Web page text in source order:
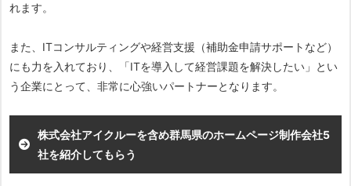
れます。
また、ITコンサルティングや経営支援（補助金申請サポートなど）
にも力を入れており、「ITを導入して経営課題を解決したい」とい
う企業にとって、非常に心強いパートナーとなります。
株式会社アイクルーを含め群馬県のホームページ制作会社5
社を紹介してもらう